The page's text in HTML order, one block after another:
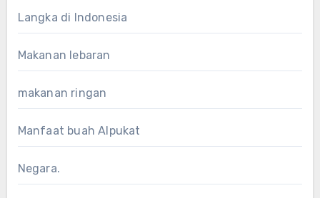
Langka di Indonesia
Makanan lebaran
makanan ringan
Manfaat buah Alpukat
Negara.